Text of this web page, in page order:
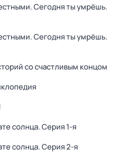
Сегодня ты умрёшь.
Сегодня ты умрёшь.
со счастливым концом
солнца. Серия 1-я
солнца. Серия 2-я